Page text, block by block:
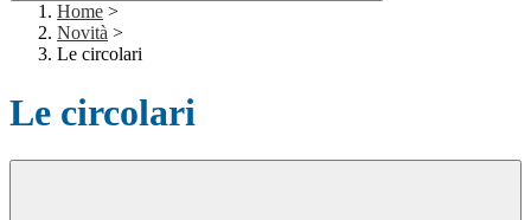
Home >
Novità >
Le circolari
Le circolari